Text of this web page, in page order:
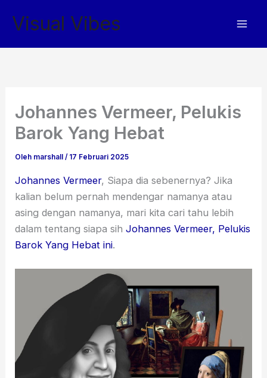
Visual Vibes
Johannes Vermeer, Pelukis
Barok Yang Hebat
Oleh marshall/ 17 Februari 2025
Johannes Vermeer, Siapa dia sebenernya? Jika
kalian belum pernah mendengar namanya atau
asing dengan namanya, mari kita cari tahu lebih
dalam tentang siapa sihJohannes Vermeer, Pelukis
Barok Yang Hebat ini.